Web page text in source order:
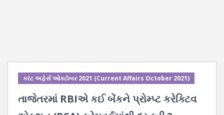
કરંટ અફેર્સ ઓક્ટોબર 2021 (Current Affairs October 2021)
તાજેતરમાં RBIએ કઈ બેંકને પ્રોમ્પ્ટ કરેક્ટિવ